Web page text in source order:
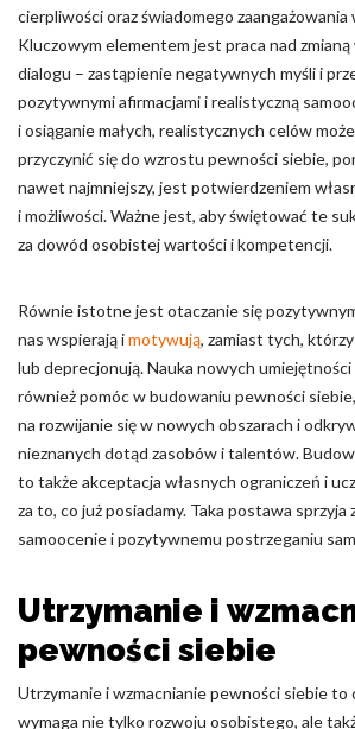
cierpliwości oraz świadomego
Kluczowym elementem jest praca nad
dialogu – zastąpienie negatywnych myśli i
pozytywnymi afirmacjami i realistyczną
i osiąganie małych, realistycznych celów
przyczynić się do wzrostu pewności siebie,
nawet najmniejszy, jest potwierdzeniem
i możliwości. Ważne jest, aby świętować te
za dowód osobistej wartości i kompetencji.
Równie istotne jest otaczanie się
nas wspierają imotywują, zamiast tych,
lub deprecjonują. Nauka nowych
również pomóc w budowaniu pewności
na rozwijanie się w nowych obszarach i
nieznanych dotąd zasobów i talentów.
to także akceptacja własnych ograniczeń i
za to, co już posiadamy. Taka postawa sprzyja
samoocenie i pozytywnemu postrzeganiu
Utrzymanie i
pewności siebie
Utrzymanie i wzmacnianie pewności siebie to
wymaga nie tylko rozwoju osobistego, ale